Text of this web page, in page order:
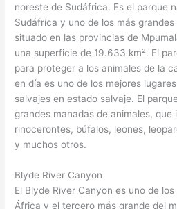
noreste de Sudáfrica. Es el parque
Sudáfrica y uno de los más
situado en las provincias de
una superficie de 19.633 km². El
para proteger a los animales de la
en día es uno de los mejores
salvajes en estado salvaje. El
grandes manadas de animales, que
rinocerontes, búfalos, leones,
y muchos otros.
Blyde River Canyon
El Blyde River Canyon es uno de
África y el tercero más grande del